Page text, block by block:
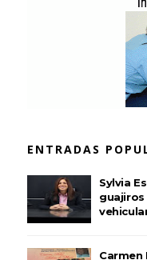
ENTRADAS
Sylvia
Carmen